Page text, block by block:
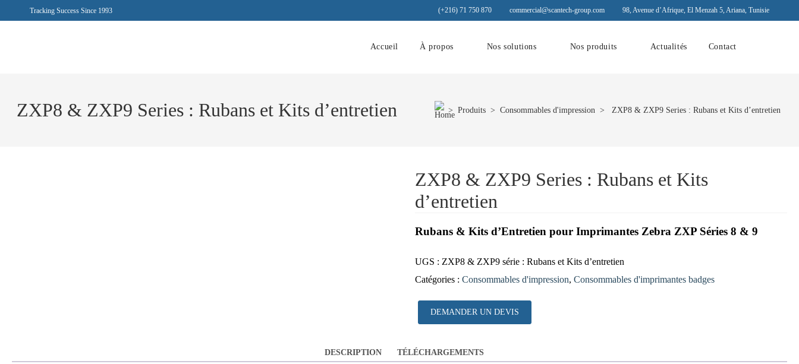
Tracking Success Since 1993 (+216) 71 750 870 commercial@scantech-group.com 98, Avenue d’Afrique, El Menzah 5, Ariana, Tunisie
Accueil À propos Nos solutions Nos produits Actualités Contact
ZXP8 & ZXP9 Series : Rubans et Kits d’entretien > Produits > Consommables d'impression > ZXP8 & ZXP9 Series : Rubans et Kits d’entretien
ZXP8 & ZXP9 Series : Rubans et Kits
d’entretien
Rubans & Kits d’Entretien pour Imprimantes Zebra ZXP Séries 8 & 9
UGS : ZXP8 & ZXP9 série : Rubans et Kits d’entretien
Catégories :Consommables d'impression,Consommables d'imprimantes badges
DEMANDER UN DEVIS
DESCRIPTION TÉLÉCHARGEMENTS